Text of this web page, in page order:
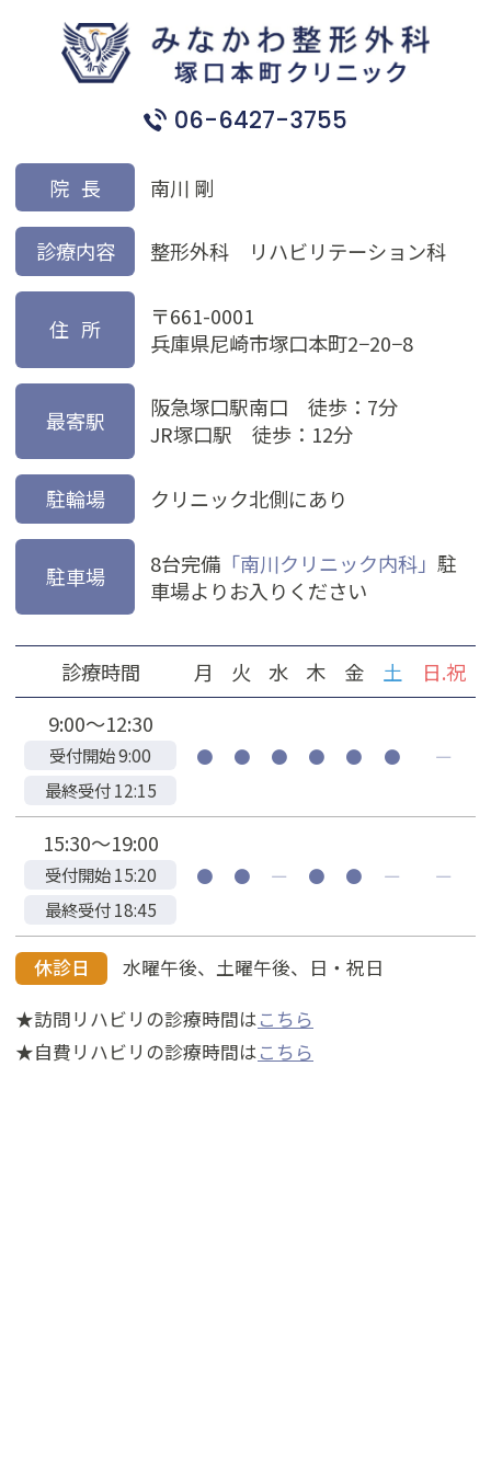
06-6427-3755
院長 南川 剛
診療内容 整形外科 リハビリテーション科
住所
〒661-0001
兵庫県尼崎市塚口本町2−20−8
最寄駅
阪急塚口駅南口 徒歩：7分
JR塚口駅 徒歩：12分
駐輪場 クリニック北側にあり
駐車場 8台完備 「南川クリニック内科」駐
車場よりお入りください
診療時間 月 火 水 木 金 土
日.祝
9:00～12:30
受付開始 9:00
最終受付 12:15
● ● ● ● ● ● ―
15:30～19:00
受付開始 15:20
最終受付 18:45
● ● ― ● ● ― ―
休診日
水曜午後、土曜午後、日・祝日
★訪問リハビリの診療時間はこちら
★自費リハビリの診療時間はこちら